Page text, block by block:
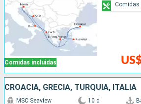
Comidas incluidas
Comidas
CROACIA, GRECIA, TURQUÍA, ITALIA
MSC Seaview 10 d